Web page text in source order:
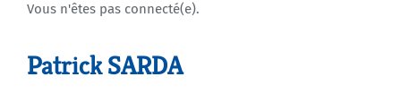
Agenda
Vous n'êtes pas connecté(e).
Patrick SARDA